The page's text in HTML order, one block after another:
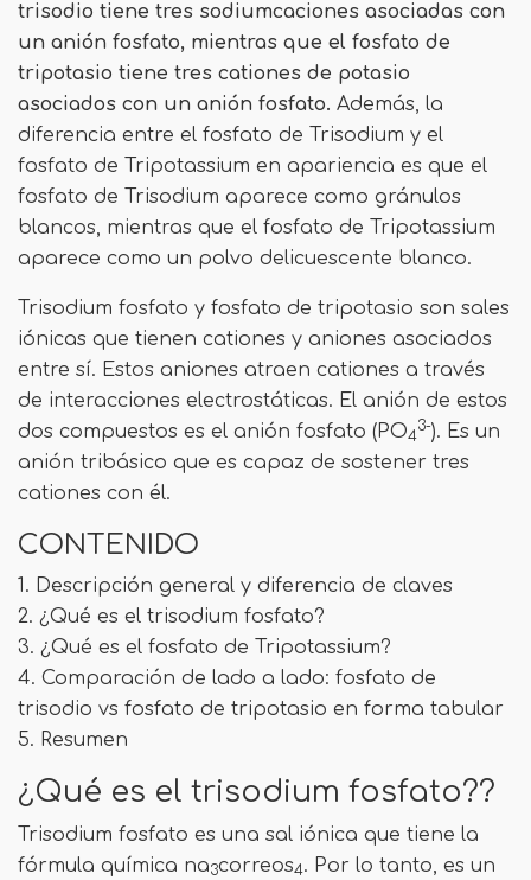
trisodio tiene tres sodiumcaciones asociadas con
un anión fosfato, mientras que el fosfato de
tripotasio tiene tres cationes de potasio
asociados con un anión fosfato. Además, la
diferencia entre el fosfato de Trisodium y el
fosfato de Tripotassium en apariencia es que el
fosfato de Trisodium aparece como gránulos
blancos, mientras que el fosfato de Tripotassium
aparece como un polvo delicuescente blanco.
Trisodium fosfato y fosfato de tripotasio son sales
iónicas que tienen cationes y aniones asociados
entre sí. Estos aniones atraen cationes a través
de interacciones electrostáticas. El anión de estos
dos compuestos es el anión fosfato (PO4
3-). Es un
anión tribásico que es capaz de sostener tres
cationes con él.
CONTENIDO
1. Descripción general y diferencia de claves
2. ¿Qué es el trisodium fosfato?
3. ¿Qué es el fosfato de Tripotassium?
4. Comparación de lado a lado: fosfato de
trisodio vs fosfato de tripotasio en forma tabular
5. Resumen
¿Qué es el trisodium fosfato??
Trisodium fosfato es una sal iónica que tiene la
fórmula química na3correos4. Por lo tanto, es un